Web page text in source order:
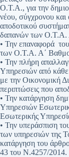
Ο.Τ.Α., για την
νέου, σύγχρονου και
αποδοτικού
δαπανών των Ο.Τ.Α.
• Την επαναφορά
των Ο.Τ.Α. Α΄
• Την πλήρη
Υπηρεσιών από κάθε
με την Οικονομική
περιπτώσεις που
• Την κατάργηση
Υπηρεσιών
Εσωτερικής
• Την υπεράσπιση
των υπηρεσιών της
κατάργηση του
43 του Ν.4257/2014.